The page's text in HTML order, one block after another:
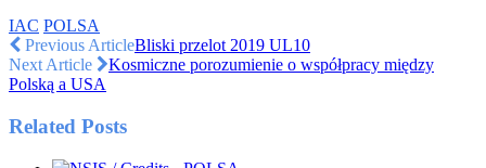
IAC POLSA
Previous ArticleBliski przelot 2019 UL10
Next Article
Kosmiczne porozumienie o współpracy między
Polską a USA
Related Posts